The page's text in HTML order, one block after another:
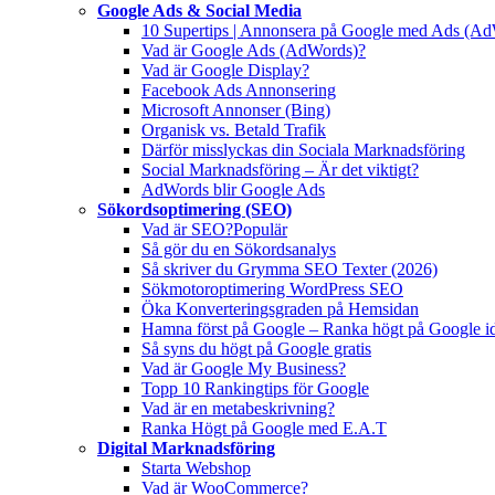
Google Ads & Social Media
10 Supertips | Annonsera på Google med Ads
Vad är Google Ads (AdWords)?
Vad är Google Display?
Facebook Ads Annonsering
Microsoft Annonser (Bing)
Organisk vs. Betald Trafik
Därför misslyckas din Sociala Marknadsföring
Social Marknadsföring – Är det viktigt?
AdWords blir Google Ads
Sökordsoptimering (SEO)
Vad är SEO?Populär
Så gör du en Sökordsanalys
Så skriver du Grymma SEO Texter (2026)
Sökmotoroptimering WordPress SEO
Öka Konverteringsgraden på Hemsidan
Hamna först på Google – Ranka högt på Google
Så syns du högt på Google gratis
Vad är Google My Business?
Topp 10 Rankingtips för Google
Vad är en metabeskrivning?
Ranka Högt på Google med E.A.T
Digital Marknadsföring
Starta Webshop
Vad är WooCommerce?